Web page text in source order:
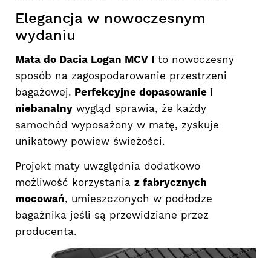
Elegancja w nowoczesnym
wydaniu
Mata do Dacia Logan MCV I to nowoczesny
sposób na zagospodarowanie przestrzeni
bagażowej. Perfekcyjne dopasowanie i
niebanalny wygląd sprawia, że każdy
samochód wyposażony w matę, zyskuje
unikatowy powiew świeżości.
Projekt maty uwzględnia dodatkowo
możliwość korzystania z fabrycznych
mocowań, umieszczonych w podłodze
bagażnika jeśli są przewidziane przez
producenta.